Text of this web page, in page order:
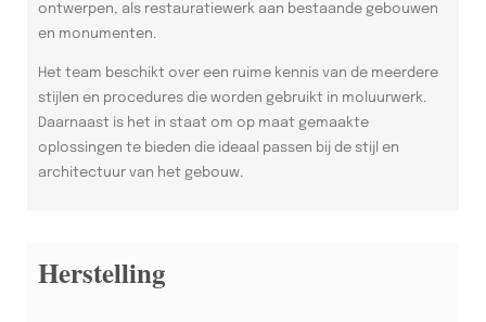
ontwerpen, als restauratiewerk aan bestaande gebouwen
en monumenten.
Het team beschikt over een ruime kennis van de meerdere
stijlen en procedures die worden gebruikt in moluurwerk.
Daarnaast is het in staat om op maat gemaakte
oplossingen te bieden die ideaal passen bij de stijl en
architectuur van het gebouw.
Herstelling